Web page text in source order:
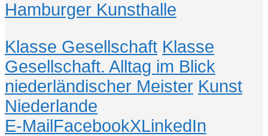
Hamburger Kunsthalle
Klasse Gesellschaft Klasse
Gesellschaft. Alltag im Blick
niederländischer Meister Kunst
Niederlande
E-MailFacebookXLinkedIn